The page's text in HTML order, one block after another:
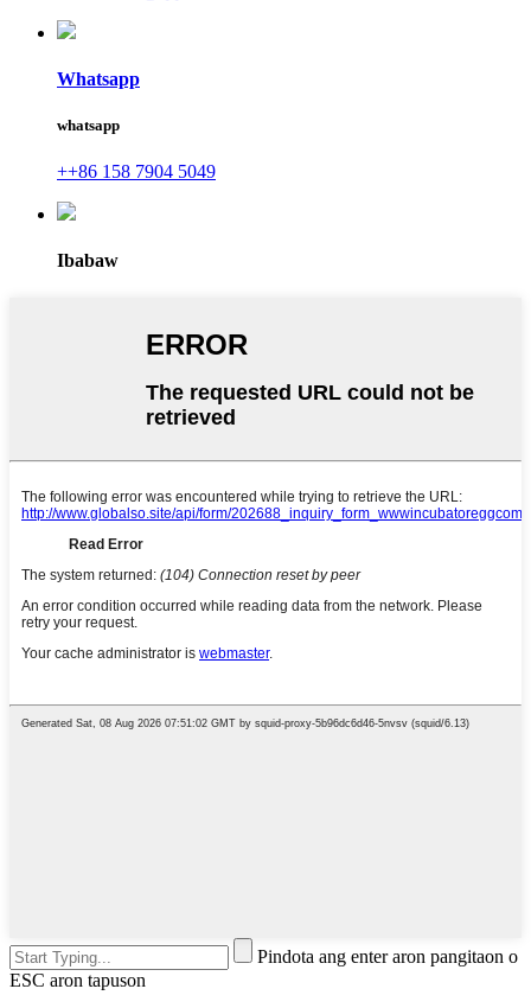
Whatsapp
whatsapp
++86 158 7904 5049
Ibabaw
Pindota ang enter aron pangitaon o
ESC aron tapuson